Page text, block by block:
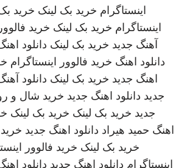
اینستاگرام خرید بک لینک خرید
اینستاگرام خرید بک لینک خرید
آهنگ جدید خرید بک لینک دانلود
دانلود اهنگ خرید فالوور اینستاگرام
اهنگ جدید خرید بک لینک دانلود
جدید دانلود اهنگ جدید خرید شال و
جدید خرید بک لینک خرید بک لینک
اهنگ حمید هیراد دانلود اهنگ جدید
خرید بک لینک خرید فالوور
اینستاگرام دانلود اهنگ جدید دانلود